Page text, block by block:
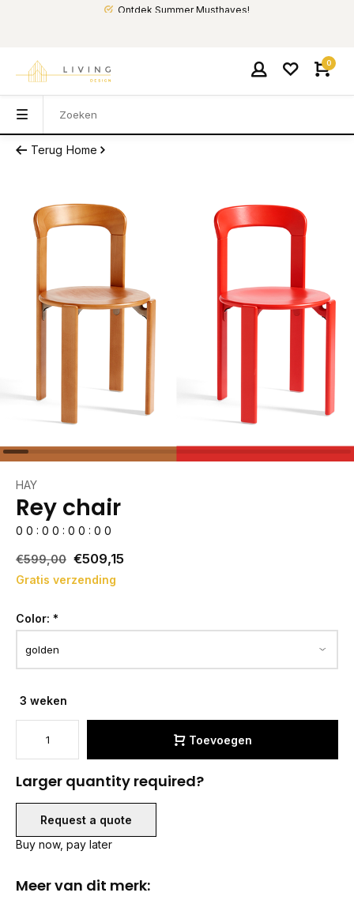
Ontdek Summer Musthaves!
0
Terug Home
HAY
Rey chair
0 0 : 0 0 : 0 0 : 0 0
€599,00 €509,15
Gratis verzending
Color: *
3 weken
Toevoegen
Larger quantity required?
Request a quote
Buy now, pay later
Meer van dit merk: